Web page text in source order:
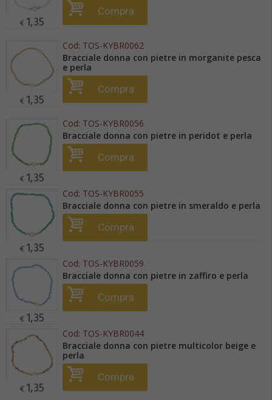
€ 1,35
Compra
€ 1,35
Cod: TOS-KYBR0062
Bracciale donna con pietre in morganite pesca
e perla
Compra
€ 1,35
Cod: TOS-KYBR0056
Bracciale donna con pietre in peridot e perla
Compra
€ 1,35
Cod: TOS-KYBR0055
Bracciale donna con pietre in smeraldo e perla
Compra
€ 1,35
Cod: TOS-KYBR0059
Bracciale donna con pietre in zaffiro e perla
Compra
€ 1,35
Cod: TOS-KYBR0044
Bracciale donna con pietre multicolor beige e
perla
Compra